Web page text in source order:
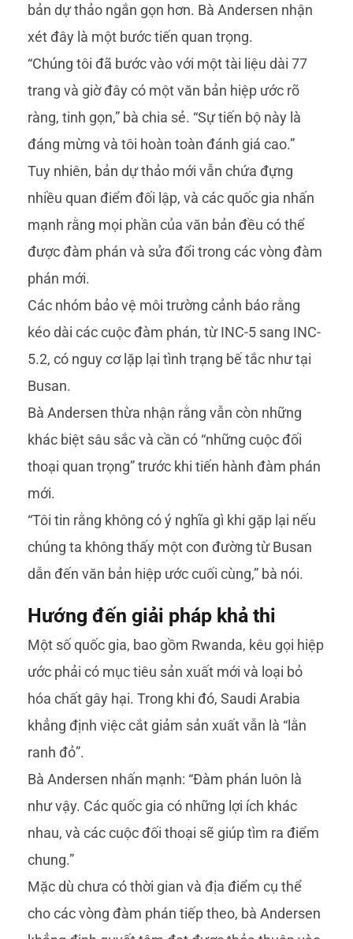
bản dự thảo ngắn gọn hơn. Bà Andersen nhận
xét đây là một bước tiến quan trọng.
“Chúng tôi đã bước vào với một tài liệu dài 77
trang và giờ đây có một văn bản hiệp ước rõ
ràng, tinh gọn,” bà chia sẻ. “Sự tiến bộ này là
đáng mừng và tôi hoàn toàn đánh giá cao.”
Tuy nhiên, bản dự thảo mới vẫn chứa đựng
nhiều quan điểm đối lập, và các quốc gia nhấn
mạnh rằng mọi phần của văn bản đều có thể
được đàm phán và sửa đổi trong các vòng đàm
phán mới.
Các nhóm bảo vệ môi trường cảnh báo rằng
kéo dài các cuộc đàm phán, từ INC-5 sang INC-
5.2, có nguy cơ lặp lại tình trạng bế tắc như tại
Busan.
Bà Andersen thừa nhận rằng vẫn còn những
khác biệt sâu sắc và cần có “những cuộc đối
thoại quan trọng” trước khi tiến hành đàm phán
mới.
“Tôi tin rằng không có ý nghĩa gì khi gặp lại nếu
chúng ta không thấy một con đường từ Busan
dẫn đến văn bản hiệp ước cuối cùng,” bà nói.
Hướng đến giải pháp khả thi
Một số quốc gia, bao gồm Rwanda, kêu gọi hiệp
ước phải có mục tiêu sản xuất mới và loại bỏ
hóa chất gây hại. Trong khi đó, Saudi Arabia
khẳng định việc cắt giảm sản xuất vẫn là “lằn
ranh đỏ”.
Bà Andersen nhấn mạnh: “Đàm phán luôn là
như vậy. Các quốc gia có những lợi ích khác
nhau, và các cuộc đối thoại sẽ giúp tìm ra điểm
chung.”
Mặc dù chưa có thời gian và địa điểm cụ thể
cho các vòng đàm phán tiếp theo, bà Andersen